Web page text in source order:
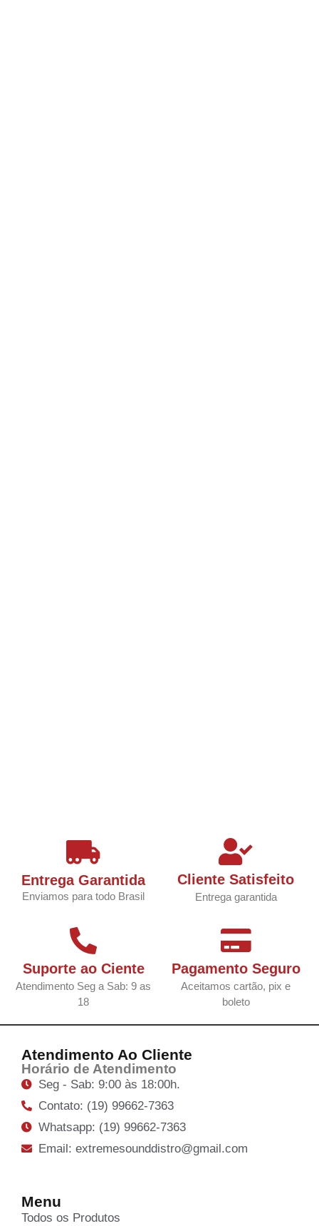
Entrega Garantida
Enviamos para todo Brasil
Cliente Satisfeito
Entrega garantida
Suporte ao Ciente
Atendimento Seg a Sab: 9 as
18
Pagamento Seguro
Aceitamos cartão, pix e
boleto
Atendimento Ao Cliente
Horário de Atendimento
Seg - Sab: 9:00 às 18:00h.
Contato: (19) 99662-7363
Whatsapp: (19) 99662-7363
Email: extremesounddistro@gmail.com
Menu
Todos os Produtos